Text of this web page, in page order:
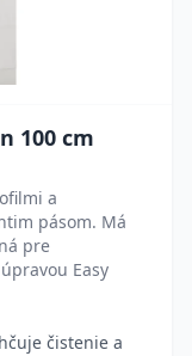
100 cm
a
pásom. Má
pre
Easy
čistenie a